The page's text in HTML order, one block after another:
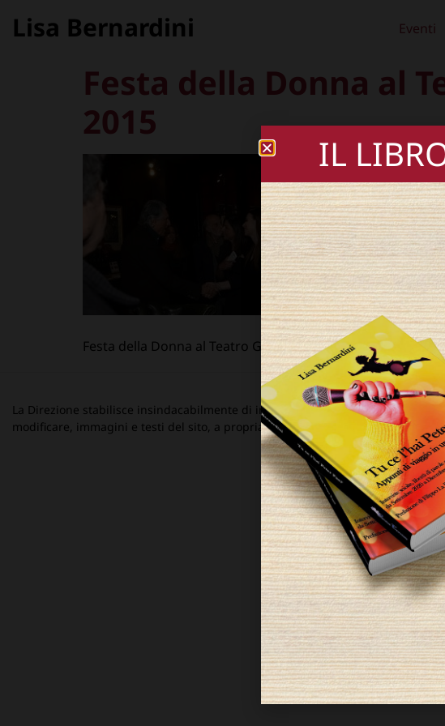
Lisa Bernardini Eventi
Festa della Donna al
2015
Festa della Donna al Teatro Ghione © Flavio Di Properzio
La Direzione stabilisce insindacabilmente di inserire, rimuovere, oscurare,
modificare, immagini e testi del sito, a propria discrezione.
IL